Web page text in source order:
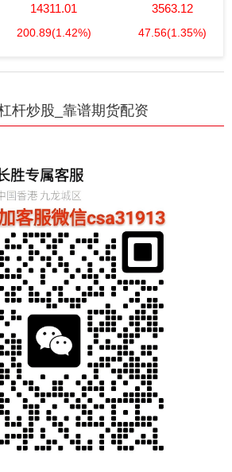
14311.01
200.89(1.42%)
3563.12
47.56(1.35%)
杆炒股_靠谱期货配资